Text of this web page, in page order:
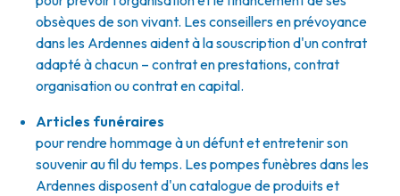
obsèques de son vivant. Les conseillers en prévoyance
dans les Ardennes aident à la souscription d'un contrat
adapté à chacun – contrat en prestations, contrat
organisation ou contrat en capital.
Articles funéraires
pour rendre hommage à un défunt et entretenir son
souvenir au fil du temps. Les pompes funèbres dans les
Ardennes disposent d'un catalogue de produits et